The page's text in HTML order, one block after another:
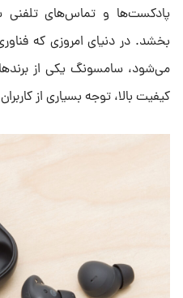
پادکست‌ها و تماس‌های تلفنی
بخشد. در دنیای امروزی که
می‌شود، سامسونگ یکی از
کیفیت بالا، توجه بسیاری از